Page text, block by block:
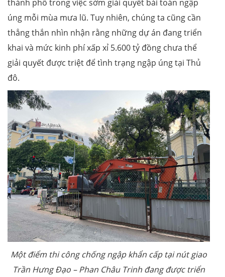
thành phố trong việc sớm giải quyết bài toán ngập
úng mỗi mùa mưa lũ. Tuy nhiên, chúng ta cũng cần
thẳng thắn nhìn nhận rằng những dự án đang triển
khai và mức kinh phí xấp xỉ 5.600 tỷ đồng chưa thể
giải quyết được triệt để tình trạng ngập úng tại Thủ
đô.
Một điểm thi công chống ngập khẩn cấp tại nút giao
Trần Hưng Đạo – Phan Châu Trinh đang được triển